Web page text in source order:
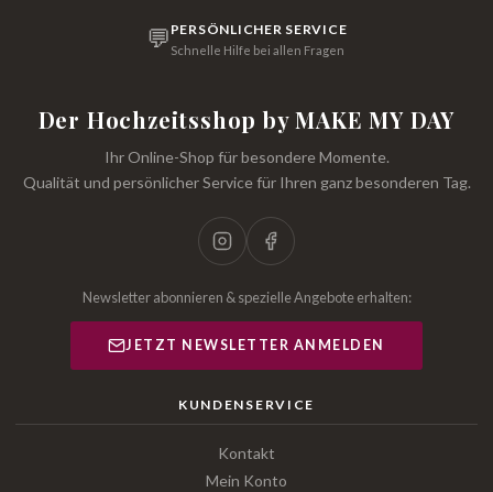
💬 PERSÖNLICHER SERVICE
Schnelle Hilfe bei allen Fragen
Der Hochzeitsshop by MAKE MY DAY
Ihr Online-Shop für besondere Momente.
Qualität und persönlicher Service für Ihren ganz besonderen Tag.
Newsletter abonnieren & spezielle Angebote erhalten:
JETZT NEWSLETTER ANMELDEN
KUNDENSERVICE
Kontakt
Mein Konto